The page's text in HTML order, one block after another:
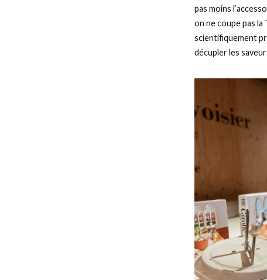
pas moins
on ne coupe pas la
scientifiquement
décupler les